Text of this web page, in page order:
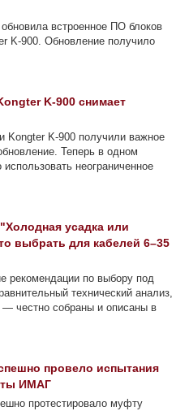
встроенное ПО блоков
K-900. Обновление получило
K-900 снимает
Kongter K-900 получили важное
Теперь в одном
неограниченное
усадка или
выбрать для кабелей 6–35
рекомендации по выбору под
технический анализ,
— честно собраны и описаны в
провело испытания
ИМАГ
протестировало муфту